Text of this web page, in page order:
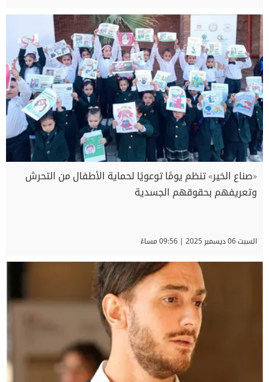
«صناع الخير» تنظم يومًا توعويًا لحماية الأطفال من التحرش
وتعريفهم بحقوقهم الجسدية
السبت 06 ديسمبر 2025 | 09:56 مساءً